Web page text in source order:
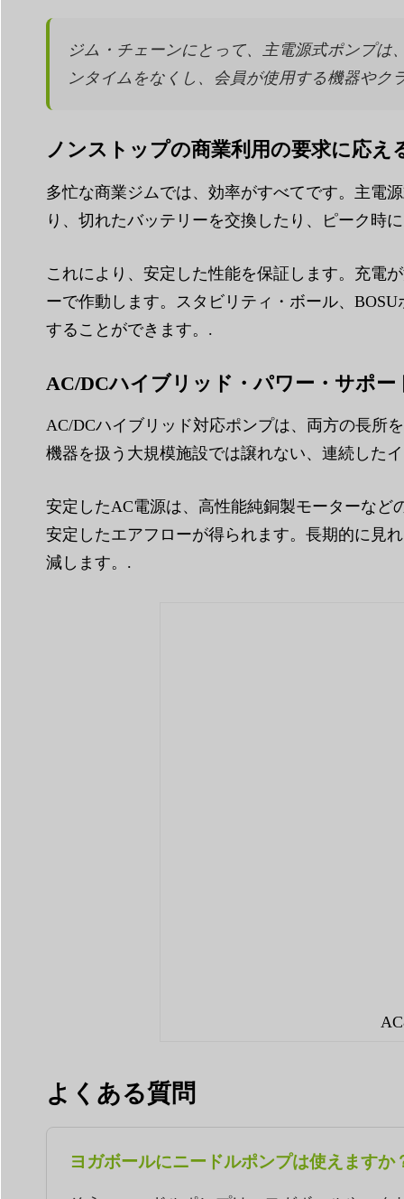
ジム・チェーンにとって、主電源式ポンプ
ンタイムをなくし、会員が使用する機器やク
ノンストップの商業利用の要求に応え
多忙な商業ジムでは、効率がすべてです。主電
り、切れたバッテリーを交換したり、ピーク時
これにより、安定した性能を保証します。充電
ーで作動します。スタビリティ・ボール、
することができます。.
AC/DCハイブリッド・パワー・サポー
AC/DCハイブリッド対応ポンプは、両方の長所
機器を扱う大規模施設では譲れない、連続した
安定したAC電源は、高性能純銅製モーターな
安定したエアフローが得られます。長期的に見
減します。.
よくある質問
ヨガボールにニードルポンプは使えますか